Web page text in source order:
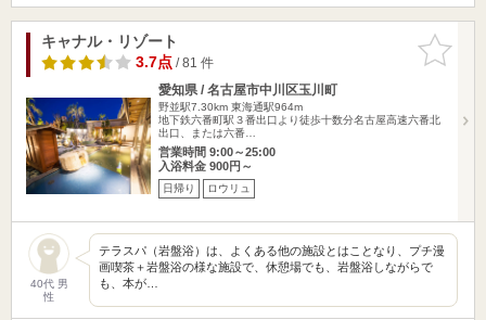
お気に入
りに追加
キャナル・リゾート
3.7点/ 81 件
愛知県 / 名古屋市中川区玉川町
野並駅7.30km 東海通駅964m
地下鉄六番町駅３番出口より徒歩十数分名古屋高速六番北
出口、または六番…
営業時間 9:00～25:00
入浴料金 900円～
日帰り ロウリュ
40代 男
性
テラスパ（岩盤浴）は、よくある他の施設とはことなり、プチ漫
画喫茶＋岩盤浴の様な施設で、休憩場でも、岩盤浴しながらで
も、本が…